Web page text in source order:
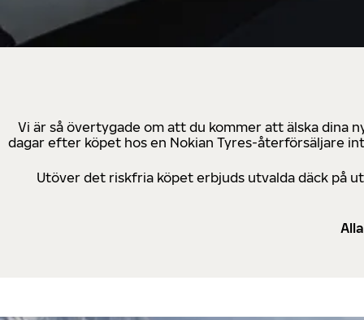
Vi är så övertygade om att du kommer att älska dina
dagar efter köpet hos en Nokian Tyres-återförsäljare
Utöver det riskfria köpet erbjuds utvalda däck på